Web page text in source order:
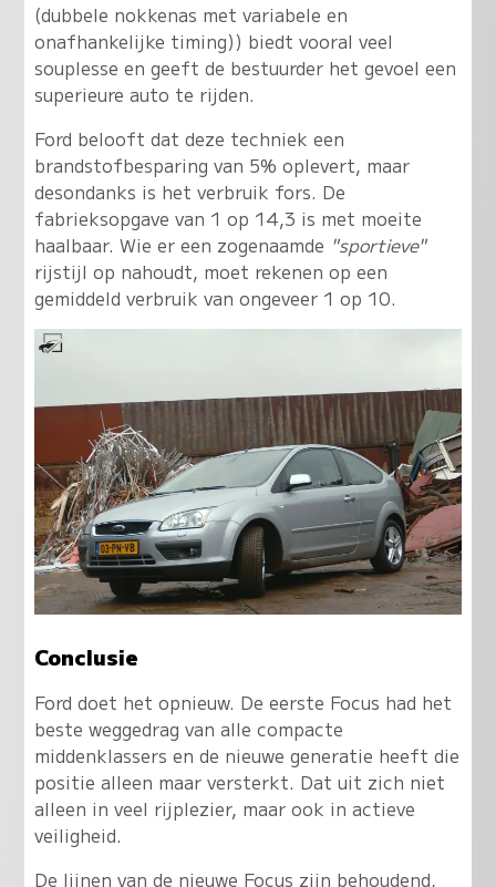
(dubbele nokkenas met variabele en
onafhankelijke timing)) biedt vooral veel
souplesse en geeft de bestuurder het gevoel een
superieure auto te rijden.
Ford belooft dat deze techniek een
brandstofbesparing van 5% oplevert, maar
desondanks is het verbruik fors. De
fabrieksopgave van 1 op 14,3 is met moeite
haalbaar. Wie er een zogenaamde "sportieve"
rijstijl op nahoudt, moet rekenen op een
gemiddeld verbruik van ongeveer 1 op 10.
Conclusie
Ford doet het opnieuw. De eerste Focus had het
beste weggedrag van alle compacte
middenklassers en de nieuwe generatie heeft die
positie alleen maar versterkt. Dat uit zich niet
alleen in veel rijplezier, maar ook in actieve
veiligheid.
De lijnen van de nieuwe Focus zijn behoudend,